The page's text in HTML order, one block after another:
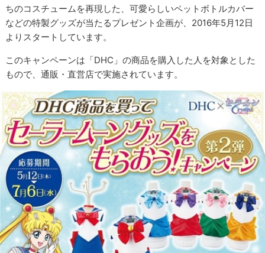
ちのコスチュームを再現した、可愛らしいペットボトルカバー
などの特製グッズが当たるプレゼント企画が、2016年5月12日
よりスタートしています。
このキャンペーンは「DHC」の商品を購入した人を対象とした
もので、通販・直営店で実施されています。